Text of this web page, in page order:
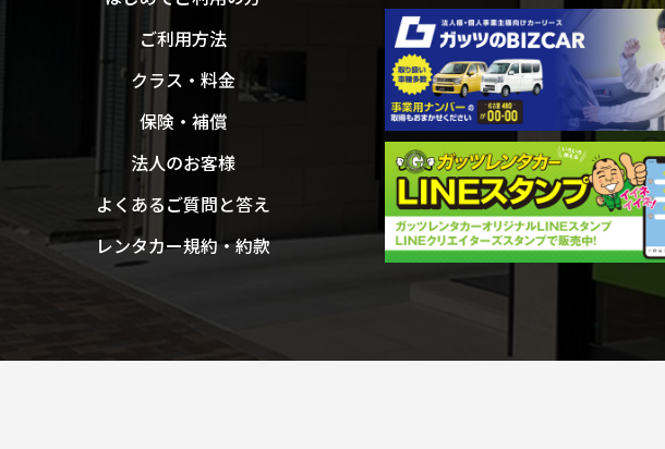
ご利用方法
クラス・料金
保険・補償
法人のお客様
よくあるご質問と答え
レンタカー規約・約款